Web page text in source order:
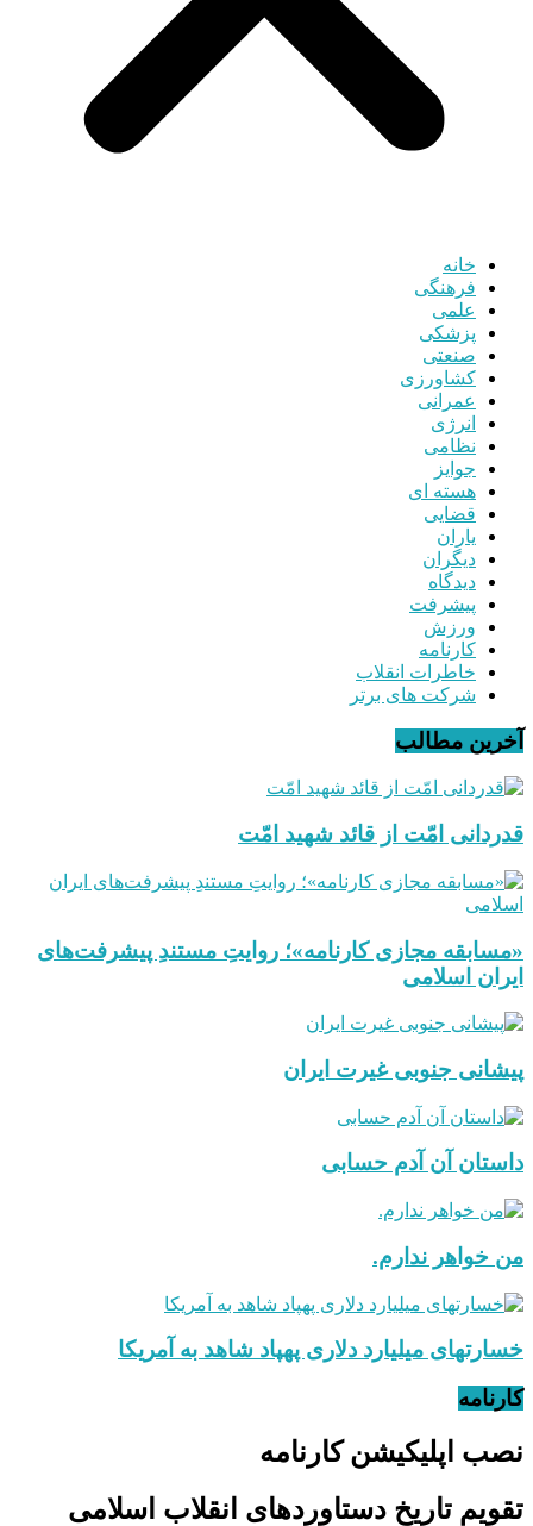
خانه
فرهنگی
علمی
پزشکی
صنعتی
کشاورزی
عمرانی
انرژی
نظامی
جوایز
هسته ای
قضایی
یاران
دیگران
دیدگاه
پیشرفت
ورزش
کارنامه
خاطرات انقلاب
شرکت های برتر
آخرین مطالب
قدردانی امّت از قائد شهید امّت
«مسابقه مجازی کارنامه»؛ روایتِ مستندِ پیشرفت‌های
ایران اسلامی
پیشانی جنوبی غیرت ایران
داستان آن آدم حسابی
من خواهر ندارم.
خسارتهای میلیارد دلاری پهپاد شاهد به آمریکا
کارنامه
نصب اپلیکیشن کارنامه
تقویم تاریخ دستاوردهای انقلاب اسلامی